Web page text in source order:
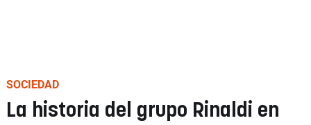
SOCIEDAD
La historia del grupo Rinaldi en